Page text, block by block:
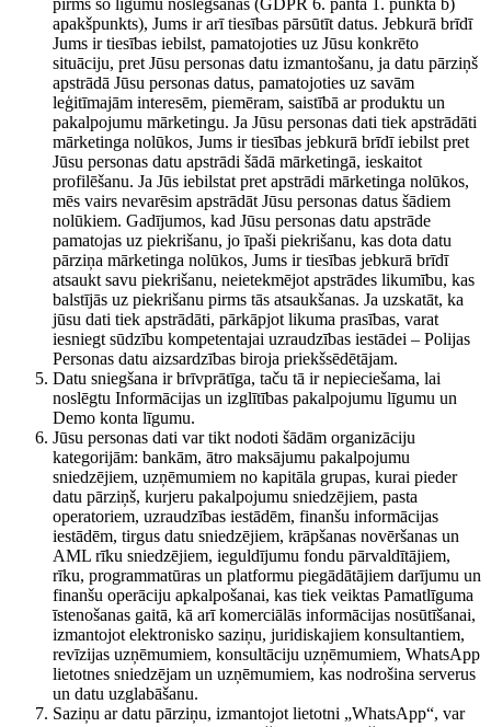
pirms šo līgumu noslēgšanas (GDPR 6. panta 1. punkta b)
apakšpunkts), Jums ir arī tiesības pārsūtīt datus. Jebkurā brīdī
Jums ir tiesības iebilst, pamatojoties uz Jūsu konkrēto
situāciju, pret Jūsu personas datu izmantošanu, ja datu pārziņš
apstrādā Jūsu personas datus, pamatojoties uz savām
leģitīmajām interesēm, piemēram, saistībā ar produktu un
pakalpojumu mārketingu. Ja Jūsu personas dati tiek apstrādāti
mārketinga nolūkos, Jums ir tiesības jebkurā brīdī iebilst pret
Jūsu personas datu apstrādi šādā mārketingā, ieskaitot
profilēšanu. Ja Jūs iebilstat pret apstrādi mārketinga nolūkos,
mēs vairs nevarēsim apstrādāt Jūsu personas datus šādiem
nolūkiem. Gadījumos, kad Jūsu personas datu apstrāde
pamatojas uz piekrišanu, jo īpaši piekrišanu, kas dota datu
pārziņa mārketinga nolūkos, Jums ir tiesības jebkurā brīdī
atsaukt savu piekrišanu, neietekmējot apstrādes likumību, kas
balstījās uz piekrišanu pirms tās atsaukšanas. Ja uzskatāt, ka
jūsu dati tiek apstrādāti, pārkāpjot likuma prasības, varat
iesniegt sūdzību kompetentajai uzraudzības iestādei – Polijas
Personas datu aizsardzības biroja priekšsēdētājam.
Datu sniegšana ir brīvprātīga, taču tā ir nepieciešama, lai
noslēgtu Informācijas un izglītības pakalpojumu līgumu un
Demo konta līgumu.
Jūsu personas dati var tikt nodoti šādām organizāciju
kategorijām: bankām, ātro maksājumu pakalpojumu
sniedzējiem, uzņēmumiem no kapitāla grupas, kurai pieder
datu pārziņš, kurjeru pakalpojumu sniedzējiem, pasta
operatoriem, uzraudzības iestādēm, finanšu informācijas
iestādēm, tirgus datu sniedzējiem, krāpšanas novēršanas un
AML rīku sniedzējiem, ieguldījumu fondu pārvaldītājiem,
rīku, programmatūras un platformu piegādātājiem darījumu un
finanšu operāciju apkalpošanai, kas tiek veiktas Pamatlīguma
īstenošanas gaitā, kā arī komerciālās informācijas nosūtīšanai,
izmantojot elektronisko saziņu, juridiskajiem konsultantiem,
revīzijas uzņēmumiem, konsultāciju uzņēmumiem, WhatsApp
lietotnes sniedzējam un uzņēmumiem, kas nodrošina serverus
un datu uzglabāšanu.
Saziņu ar datu pārziņu, izmantojot lietotni „WhatsApp“, var